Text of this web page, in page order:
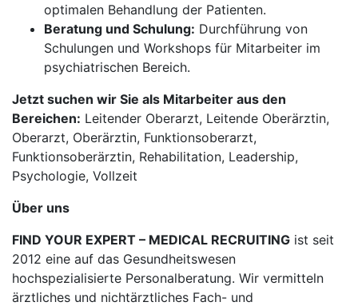
optimalen Behandlung der Patienten.
Beratung und Schulung: Durchführung von
Schulungen und Workshops für Mitarbeiter im
psychiatrischen Bereich.
Jetzt suchen wir Sie als Mitarbeiter aus den
Bereichen: Leitender Oberarzt, Leitende Oberärztin,
Oberarzt, Oberärztin, Funktionsoberarzt,
Funktionsoberärztin, Rehabilitation, Leadership,
Psychologie, Vollzeit
Über uns
FIND YOUR EXPERT – MEDICAL RECRUITING ist seit
2012 eine auf das Gesundheitswesen
hochspezialisierte Personalberatung. Wir vermitteln
ärztliches und nichtärztliches Fach- und